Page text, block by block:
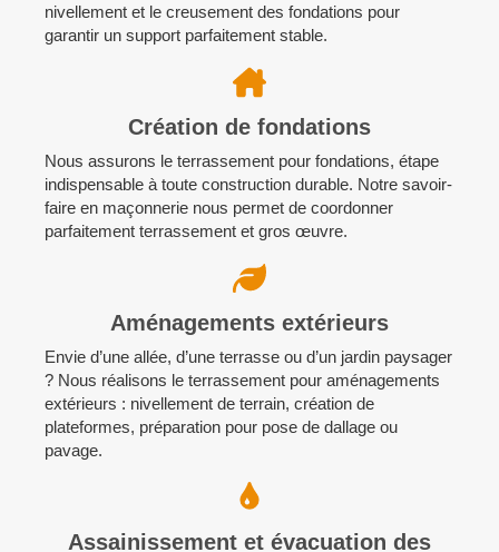
nivellement et le creusement des fondations pour
garantir un support parfaitement stable.
Création de fondations
Nous assurons le terrassement pour fondations, étape
indispensable à toute construction durable. Notre savoir-
faire en maçonnerie nous permet de coordonner
parfaitement terrassement et gros œuvre.
Aménagements extérieurs
Envie d’une allée, d’une terrasse ou d’un jardin paysager
? Nous réalisons le terrassement pour aménagements
extérieurs : nivellement de terrain, création de
plateformes, préparation pour pose de dallage ou
pavage.
Assainissement et évacuation des